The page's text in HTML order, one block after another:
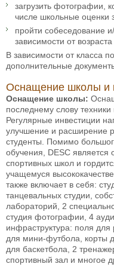
загрузить фотографии,
числе школьные оценки
пройти собеседование
зависимости от возраста
В зависимости от класса
дополнительные
Оснащение школы и
Оснащение школы:
последнему слову
Регулярные инвестиции
улучшение и расширение
студенты. Помимо
обучения, DESC
спортивных школ и
учащемуся
также включает в себя:
танцевальных студии,
лабораторий, 2
студия фотографии, 4
инфраструктура: поля
для мини-футбола, корты
для баскетбола, 2
спортивный зал и многое